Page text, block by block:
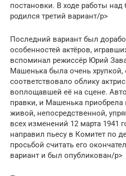
постановки. В ходе работы
родился третий вариант/p>
Последний вариант был
особенностей актёров,
вспоминал режиссёр Юрий
Машенька была очень хрупкой,
соответствовало облику
воплощавшей её на сцене.
правки, и Машенька
живой, непосредственной,
всех изменений 12 марта 1941
направил пьесу в Комитет по
просьбой считать его
вариант и был опубликован/p>